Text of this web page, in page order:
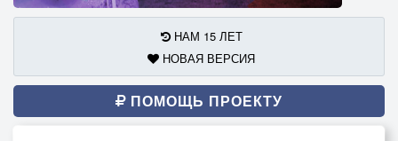
НАМ 15 ЛЕТ
НОВАЯ ВЕРСИЯ
ПОМОЩЬ ПРОЕКТУ